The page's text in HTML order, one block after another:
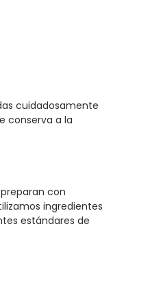
cuidadosamente
conserva a la
con
ingredientes
estándares de